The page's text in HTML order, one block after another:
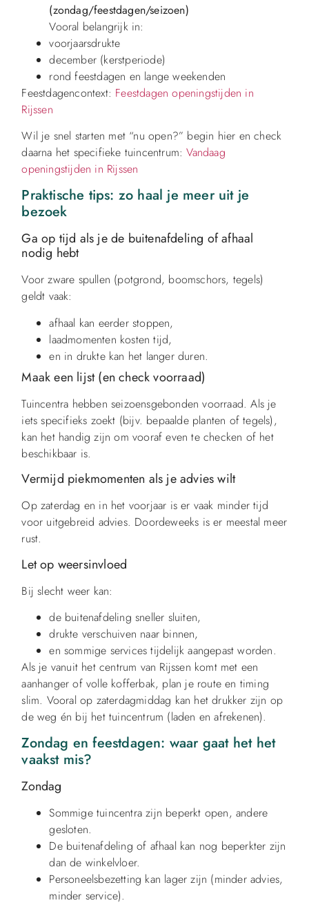
(zondag/feestdagen/seizoen)
Vooral belangrijk in:
voorjaarsdrukte
december (kerstperiode)
rond feestdagen en lange weekenden
Feestdagencontext: Feestdagen openingstijden in
Rijssen
Wil je snel starten met “nu open?” begin hier en check
daarna het specifieke tuincentrum:Vandaag
openingstijden in Rijssen
Praktische tips: zo haal je meer uit je
bezoek
Ga op tijd als je de buitenafdeling of afhaal
nodig hebt
Voor zware spullen (potgrond, boomschors, tegels)
geldt vaak:
afhaal kan eerder stoppen,
laadmomenten kosten tijd,
en in drukte kan het langer duren.
Maak een lijst (en check voorraad)
Tuincentra hebben seizoensgebonden voorraad. Als je
iets specifieks zoekt (bijv. bepaalde planten of tegels),
kan het handig zijn om vooraf even te checken of het
beschikbaar is.
Vermijd piekmomenten als je advies wilt
Op zaterdag en in het voorjaar is er vaak minder tijd
voor uitgebreid advies. Doordeweeks is er meestal meer
rust.
Let op weersinvloed
Bij slecht weer kan:
de buitenafdeling sneller sluiten,
drukte verschuiven naar binnen,
en sommige services tijdelijk aangepast worden.
Als je vanuit het centrum van Rijssen komt met een
aanhanger of volle kofferbak, plan je route en timing
slim. Vooral op zaterdagmiddag kan het drukker zijn op
de weg én bij het tuincentrum (laden en afrekenen).
Zondag en feestdagen: waar gaat het het
vaakst mis?
Zondag
Sommige tuincentra zijn beperkt open, andere
gesloten.
De buitenafdeling of afhaal kan nog beperkter zijn
dan de winkelvloer.
Personeelsbezetting kan lager zijn (minder advies,
minder service).